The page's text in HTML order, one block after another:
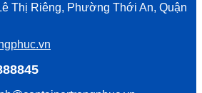
Thị Riêng, Phường Thới An, Quận